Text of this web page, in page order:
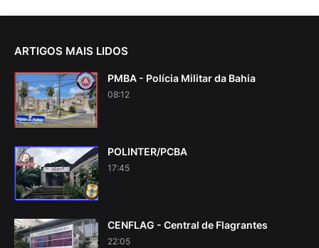
ARTIGOS MAIS LIDOS
PMBA - Polícia Militar da Bahia
08:12
POLINTER/PCBA
17:45
CENFLAG - Central de Flagrantes
22:05